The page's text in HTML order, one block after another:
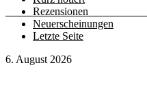
Rezensionen
Neuerscheinungen
Letzte Seite
6. August 2026